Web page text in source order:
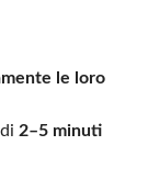
le loro
2–5 minuti